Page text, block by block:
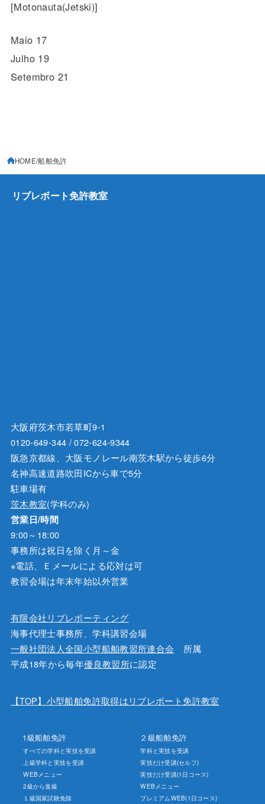
[Motonauta(Jetski)]
Maio 17
Julho 19
Setembro 21
HOME 船舶免許
リブレボート免許教室
大阪府茨木市若草町9-1
0120-649-344 / 072-624-9344
阪急京都線、大阪モノレール南茨木駅から徒歩6分
名神高速道路吹田ICから車で5分
駐車場有
茨木教室(学科のみ)
営業日/時間
9:00～18:00
事務所は祝日を除く月～金
※電話、Ｅメールによる応対は可
教習会場は年末年始以外営業
有限会社リブレボーティング
海事代理士事務所、学科講習会場
一般社団法人全国小型船舶教習所連合会 所属
平成18年から毎年優良教習所に認定
【TOP】小型船舶免許取得はリブレボート免許教室
1級船舶免許
すべての学科と実技を受講
上級学科と実技を受講
WEBメニュー
2級から進級
１級国家試験免除
２級船舶免許
学科と実技を受講
実技だけ受講(セルフ)
実技だけ受講(1日コース)
WEBメニュー
プレミアムWEB(1日コース)